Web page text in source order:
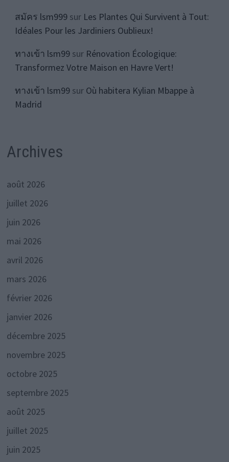
สมัคร lsm999sur Les Plantes Qui Survivent à Tout:
Idéales Pour les Jardiniers Oublieux!
ทางเข้า lsm99sur Rénovation Écologique:
Transformez Votre Maison en Havre Vert!
ทางเข้า lsm99sur Où habitera Kylian Mbappe à
Madrid
Archives
août 2026
juillet 2026
juin 2026
mai 2026
avril 2026
mars 2026
février 2026
janvier 2026
décembre 2025
novembre 2025
octobre 2025
septembre 2025
août 2025
juillet 2025
juin 2025